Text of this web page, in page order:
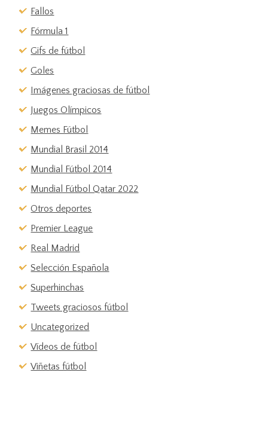
Fallos
Fórmula 1
Gifs de fútbol
Goles
Imágenes graciosas de fútbol
Juegos Olímpicos
Memes Fútbol
Mundial Brasil 2014
Mundial Fútbol 2014
Mundial Fútbol Qatar 2022
Otros deportes
Premier League
Real Madrid
Selección Española
Superhinchas
Tweets graciosos fútbol
Uncategorized
Vídeos de fútbol
Viñetas fútbol